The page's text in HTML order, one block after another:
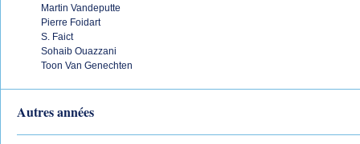
Martin Vandeputte
Pierre Foidart
S. Faict
Sohaib Ouazzani
Toon Van Genechten
Autres années